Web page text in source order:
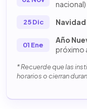
nacional)
25 Dic Navidad
01 Ene
Año
próximo
* Recuerde que las
horarios o cierran